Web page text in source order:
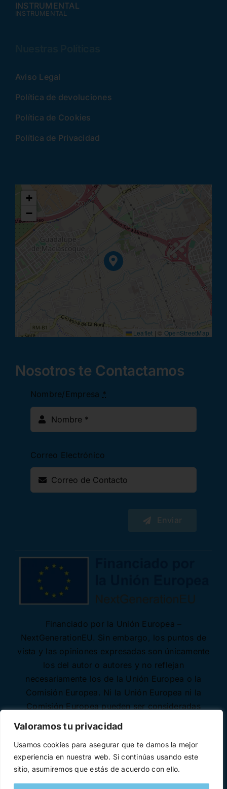
Valoramos tu privacidad
Usamos cookies para asegurar que te damos la mejor
experiencia en nuestra web. Si continúas usando este
sitio, asumiremos que estás de acuerdo con ello.
INSTRUMENTAL
INSTRUMENTAL
Aviso Legal
Política de devoluciones
Política de Cookies
Política de Privacidad
+
−
Leaflet | © OpenStreetMap
Nosotros te Contactamos
Nombre/Empresa *
Correo Electrónico
Enviar
Financiado por la Unión Europea –
NextGenerationEU. Sin embargo, los puntos de
vista y las opiniones expresadas son únicamente
los del autor o autores y no reflejan
necesariamente los de la Unión Europea o la
Comisión Europea. Ni la Unión Europea ni la
Comisión Europea pueden ser consideradas